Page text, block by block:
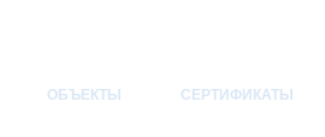
ОБЪЕКТЫ СЕРТИФИКАТЫ